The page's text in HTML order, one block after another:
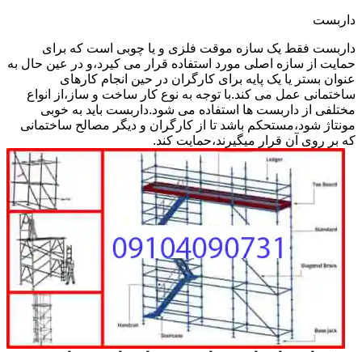
داربست
داربست فقط یک سازه موقت فلزی و یا چوبی است که برای
حمایت از سازه اصلی مورد استفاده قرار می کیرد،و در عین حال به
عنوان بستر یا یک پایه برای کارگران در حین انجام کارهای
ساختمانی عمل می کند.با توجه به نوع کار ساخت و ساز،از انواع
مختلفی از داربست ها استفاده می شود.داربست باید به خوبی
مونتاژ شود،مستحکم باشد تا از کارگران و دیگر مصالح ساختمانی
که بر روی آن قرار میگیرند،حمایت کند.